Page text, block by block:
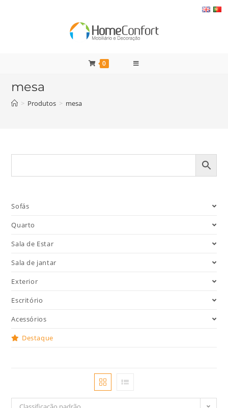
0
mesa
> Produtos > mesa
Sofás
Quarto
Sala de Estar
Sala de jantar
Exterior
Escritório
Acessórios
Destaque